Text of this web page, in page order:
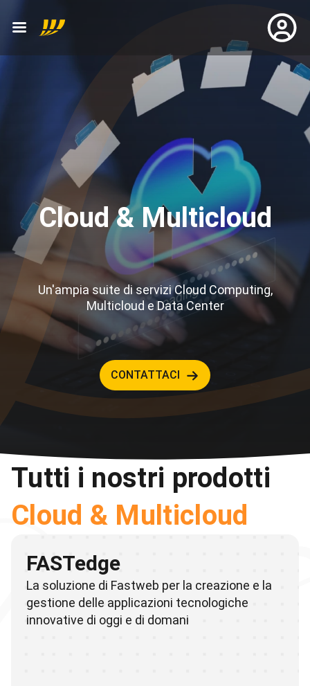
Cloud & Multicloud
Un'ampia suite di servizi Cloud Computing,
Multicloud e Data Center
CONTATTACI
Tutti i nostri prodotti
Cloud & Multicloud
FASTedge
La soluzione di Fastweb per la creazione e la
gestione delle applicazioni tecnologiche
innovative di oggi e di domani